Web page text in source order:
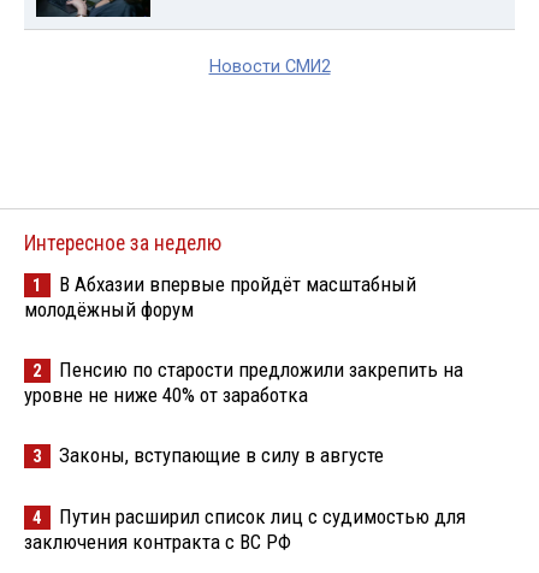
Новости СМИ2
Интересное за неделю
1
В Абхазии впервые пройдёт масштабный
молодёжный форум
2
Пенсию по старости предложили закрепить на
уровне не ниже 40% от заработка
3 Законы, вступающие в силу в августе
4
Путин расширил список лиц с судимостью для
заключения контракта с ВС РФ